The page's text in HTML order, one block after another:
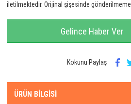
iletilmektedir. Orijinal şişesinde
Gelince Haber Ver
Kokunu Paylaş
ÜRÜN BILGISI